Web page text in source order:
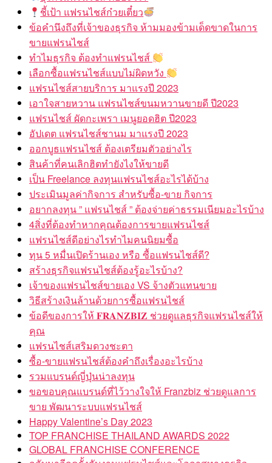
ชี้เป้า แฟรนไชส์ก๋วยเตี๋ยว
ข้อคำนึงถึงที่เจ้าของธุรกิจ ห้ามมองข้ามเด็ดขาดในการ
ขายแฟรนไชส์
ทำไมธุรกิจ ต้องทำแฟรนไชส์
เลือกซื้อแฟรนไชส์แบบไม่ผิดหวัง
แฟรนไชส์สายบริการ มาแรงปี 2023
เอาใจสายหวาน แฟรนไชส์ขนมหวานขายดี ปี2023
แฟรนไชส์ ผัดกะเพรา เมนูยอดฮิต ปี2023
อัปเดต แฟรนไชส์ชานม มาแรงปี 2023
ออกบูธแฟรนไชส์ ต้องเตรียมตัวอย่างไร
สินค้าที่คนเลิกฮิตทำยังไงให้ขายดี
เป็น Freelance ลงทุนแฟรนไชส์อะไรได้บ้าง
ประเมินมูลค่ากิจการ สำหรับซื้อ-ขาย กิจการ
อยากลงทุน ” แฟรนไชส์ ” ต้องจ่ายค่าธรรมเนียมอะไรบ้าง
4สิ่งที่ต้องทำหากคุณต้องการขายแฟรนไชส์
แฟรนไชส์ดีอย่างไรทำไมคนนิยมซื้อ
ทุน 5 หมื่นเปิดร้านเอง หรือ ซื้อแฟรนไชส์ดี?
สร้างธุรกิจแฟรนไชส์ต้องรู้อะไรบ้าง?
เจ้าของแฟรนไชส์ขายเอง VS จ้างตัวแทนขาย
วิธีสร้างเงินล้านด้วยการซื้อแฟรนไชส์
ข้อดีของการให้ 𝐅𝐑𝐀𝐍𝐙𝐁𝐈𝐙 ช่วยดูแลธุรกิจแฟรนไชส์ให้
คุณ
แฟรนไชส์เสริมดวงชะตา
ซื้อ-ขายแฟรนไชส์ต้องคำถึงเรื่องอะไรบ้าง
รวมแบรนด์ญี่ปุ่นน่าลงทุน
ขอขอบคุณแบรนด์ที่ไว้วางใจให้ Franzbiz ช่วยดูแลการ
ขาย พัฒนาระบบแฟรนไชส์
Happy Valentine’s Day 2023
TOP FRANCHISE THAILAND AWARDS 2022
GLOBAL FRANCHISE CONFERENCE